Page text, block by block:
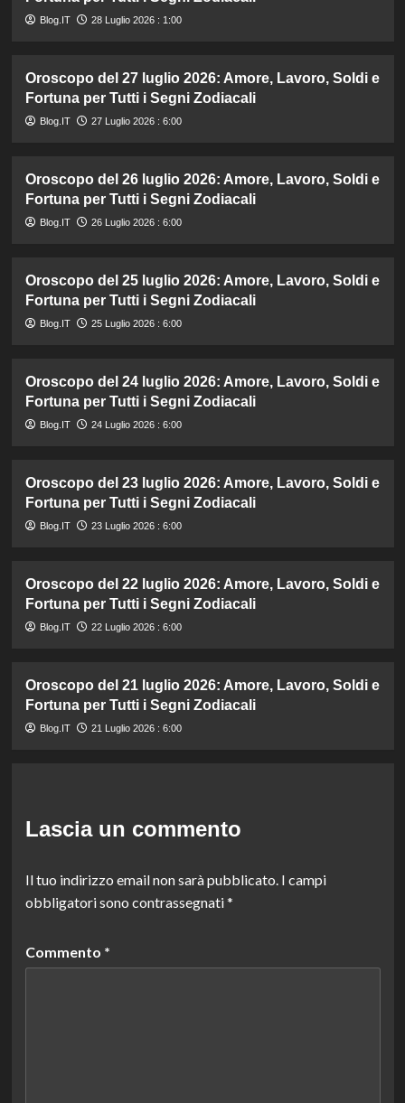
Blog.IT 28 Luglio 2026 : 1:00
Oroscopo del 27 luglio 2026: Amore, Lavoro, Soldi e
Fortuna per Tutti i Segni Zodiacali
Blog.IT 27 Luglio 2026 : 6:00
Oroscopo del 26 luglio 2026: Amore, Lavoro, Soldi e
Fortuna per Tutti i Segni Zodiacali
Blog.IT 26 Luglio 2026 : 6:00
Oroscopo del 25 luglio 2026: Amore, Lavoro, Soldi e
Fortuna per Tutti i Segni Zodiacali
Blog.IT 25 Luglio 2026 : 6:00
Oroscopo del 24 luglio 2026: Amore, Lavoro, Soldi e
Fortuna per Tutti i Segni Zodiacali
Blog.IT 24 Luglio 2026 : 6:00
Oroscopo del 23 luglio 2026: Amore, Lavoro, Soldi e
Fortuna per Tutti i Segni Zodiacali
Blog.IT 23 Luglio 2026 : 6:00
Oroscopo del 22 luglio 2026: Amore, Lavoro, Soldi e
Fortuna per Tutti i Segni Zodiacali
Blog.IT 22 Luglio 2026 : 6:00
Oroscopo del 21 luglio 2026: Amore, Lavoro, Soldi e
Fortuna per Tutti i Segni Zodiacali
Blog.IT 21 Luglio 2026 : 6:00
Lascia un commento
Il tuo indirizzo email non sarà pubblicato. I campi
obbligatori sono contrassegnati*
Commento *